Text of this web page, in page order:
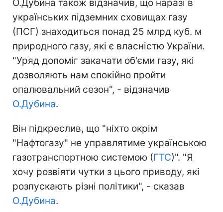
О.Дубина також відзначив, що наразі в
українських підземних сховищах газу
(ПСГ) знаходиться понад 25 млрд куб. м
природного газу, які є власністю України.
"Уряд допоміг закачати об'єми газу, які
дозволяють нам спокійно пройти
опалювальний сезон", - відзначив
О.Дубина.
Він підкреслив, що "ніхто окрім
"Нафтогазу" не управлятиме українською
газотранспортною системою (ГТС)". "Я
хочу розвіяти чутки з цього приводу, які
розпускають різні політики", - сказав
О.Дубина.